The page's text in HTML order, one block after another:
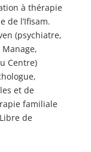
à thérapie
de l’Ifisam.
(psychiatre,
Centre)
et de
familiale
de